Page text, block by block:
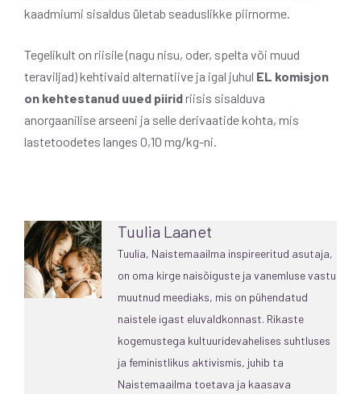
kaadmiumi sisaldus ületab seaduslikke piirnorme.
Tegelikult on riisile (nagu nisu, oder, spelta või muud
teraviljad) kehtivaid alternatiive ja igal juhul EL komisjon
on kehtestanud uued piiridriisis sisalduva
anorgaanilise arseeni ja selle derivaatide kohta, mis
lastetoodetes langes 0,10 mg/kg-ni.
Tuulia Laanet
Tuulia, Naistemaailma inspireeritud asutaja,
on oma kirge naisõiguste ja vanemluse vastu
muutnud meediaks, mis on pühendatud
naistele igast eluvaldkonnast. Rikaste
kogemustega kultuuridevahelises suhtluses
ja feministlikus aktivismis, juhib ta
Naistemaailma toetava ja kaasava